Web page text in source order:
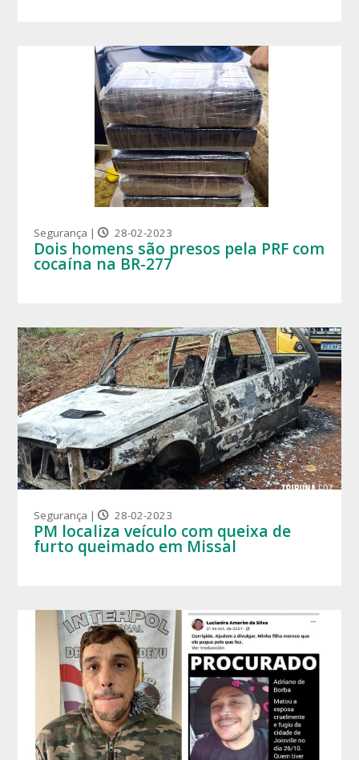
Segurança | 28-02-2023
Dois homens são presos pela PRF com
cocaína na BR-277
Segurança | 28-02-2023
PM localiza veículo com queixa de
furto queimado em Missal